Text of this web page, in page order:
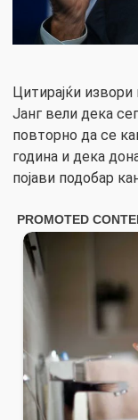
Цитирајќи извори
Јанг вели дека
повторно да се
година и дека
појави подобар